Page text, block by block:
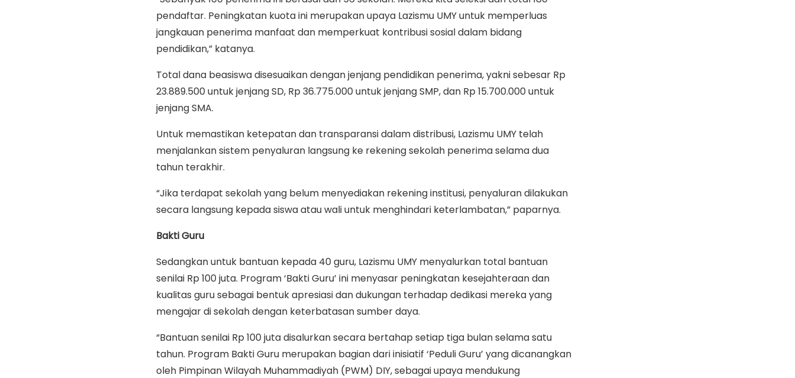
pendaftar. Peningkatan kuota ini merupakan upaya Lazismu UMY untuk memperluas
jangkauan penerima manfaat dan memperkuat kontribusi sosial dalam bidang
pendidikan,” katanya.
Total dana beasiswa disesuaikan dengan jenjang pendidikan penerima, yakni sebesar Rp
23.889.500 untuk jenjang SD, Rp 36.775.000 untuk jenjang SMP, dan Rp 15.700.000 untuk
jenjang SMA.
Untuk memastikan ketepatan dan transparansi dalam distribusi, Lazismu UMY telah
menjalankan sistem penyaluran langsung ke rekening sekolah penerima selama dua
tahun terakhir.
“Jika terdapat sekolah yang belum menyediakan rekening institusi, penyaluran dilakukan
secara langsung kepada siswa atau wali untuk menghindari keterlambatan,” paparnya.
Bakti Guru
Sedangkan untuk bantuan kepada 40 guru, Lazismu UMY menyalurkan total bantuan
senilai Rp 100 juta. Program ‘Bakti Guru’ ini menyasar peningkatan kesejahteraan dan
kualitas guru sebagai bentuk apresiasi dan dukungan terhadap dedikasi mereka yang
mengajar di sekolah dengan keterbatasan sumber daya.
“Bantuan senilai Rp 100 juta disalurkan secara bertahap setiap tiga bulan selama satu
tahun. Program Bakti Guru merupakan bagian dari inisiatif ‘Peduli Guru’ yang dicanangkan
oleh Pimpinan Wilayah Muhammadiyah (PWM) DIY, sebagai upaya mendukung